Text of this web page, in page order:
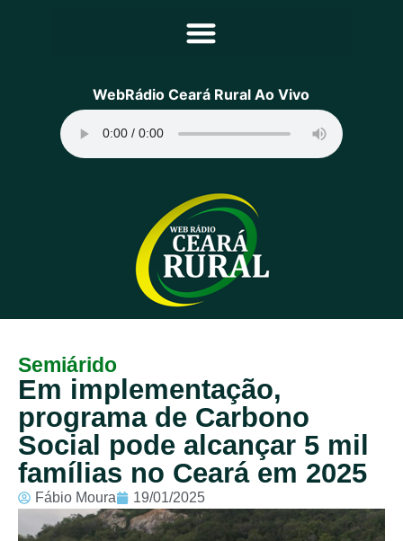
Principal
Programação
Equipe
Contato
Sobre
WebRádio Ceará Rural Ao Vivo
Semiárido
Em implementação,
programa de Carbono
Social pode alcançar 5 mil
famílias no Ceará em 2025
Fábio Moura 19/01/2025